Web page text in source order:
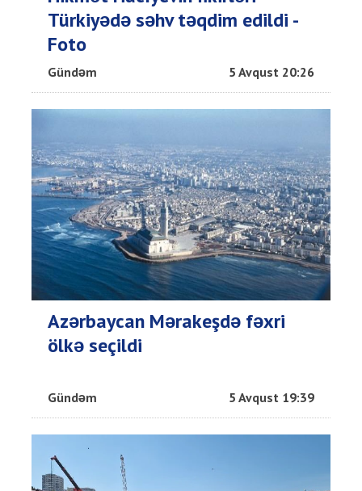
Türkiyədə səhv təqdim edildi -
Foto
Gündəm 5 Avqust 20:26
Azərbaycan Mərakeşdə fəxri
ölkə seçildi
Gündəm 5 Avqust 19:39